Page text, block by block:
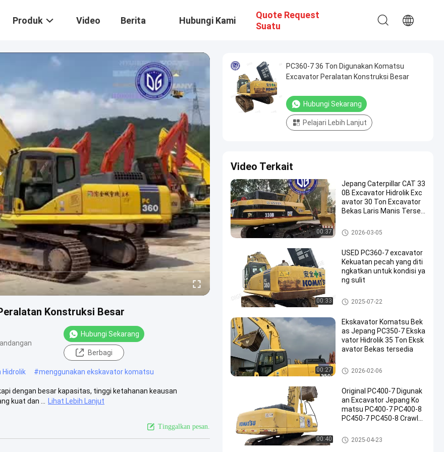
Produk Video Berita Hubungi Kami
Quote Request
Suatu
Konstruksi Besar
Hubungi Sekarang
Berbagi
Hidrolik #menggunakan ekskavator komatsu
dengan besar kapasitas, tinggi ketahanan keausan
kuat dan ...
Lihat Lebih Lanjut
Tinggalkan pesan.
PC360-7 36 Ton Digunakan Komatsu
Excavator Peralatan Konstruksi Besar
Hubungi Sekarang
Pelajari Lebih Lanjut
Video Terkait
00:37
Jepang Caterpillar CAT 33
0B Excavator Hidrolik Exc
avator 30 Ton Excavator
Bekas Laris Manis Tersed
Ekskavator Caterpillar bekas
2026-03-05
00:33
USED PC360-7 excavator
Kekuatan pecah yang diti
ngkatkan untuk kondisi ya
ng sulit
menggunakan ekskavator ko
matsu
2025-07-22
00:27
Ekskavator Komatsu Bek
as Jepang PC350-7 Ekska
vator Hidrolik 35 Ton Eksk
avator Bekas tersedia
menggunakan ekskavator ko
matsu
2026-02-06
00:40
Original PC400-7 Digunak
an Excavator Jepang Ko
matsu PC400-7 PC400-8
PC450-7 PC450-8 Crawler
Tinggi Dijual
menggunakan ekskavator ko
matsu
2025-04-23